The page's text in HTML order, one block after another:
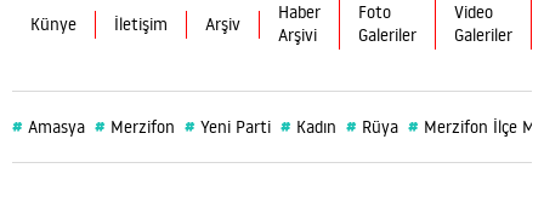
Künye İletişim Arşiv
Haber
Arşivi
Foto
Galeriler
Video
Galeriler
# Amasya # Merzifon # Yeni Parti # Kadın # Rüya # Merzifon İlçe